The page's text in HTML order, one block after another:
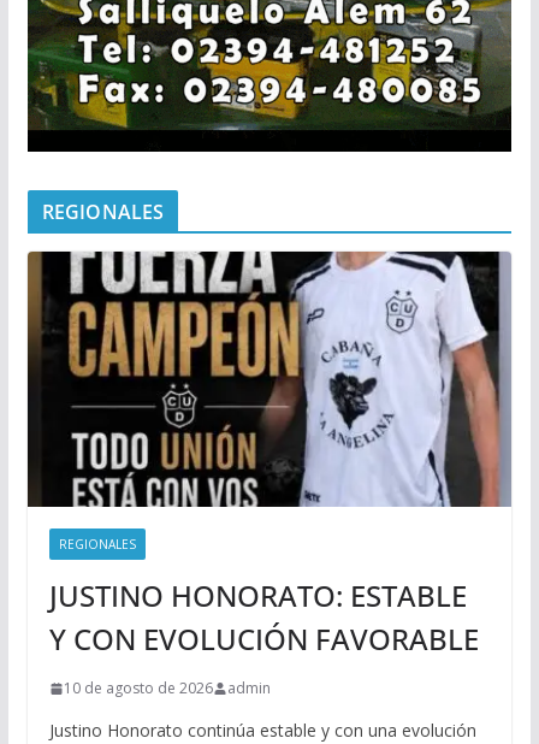
REGIONALES
REGIONALES
JUSTINO HONORATO: ESTABLE
Y CON EVOLUCIÓN FAVORABLE
10 de agosto de 2026 admin
Justino Honorato continúa estable y con una evolución